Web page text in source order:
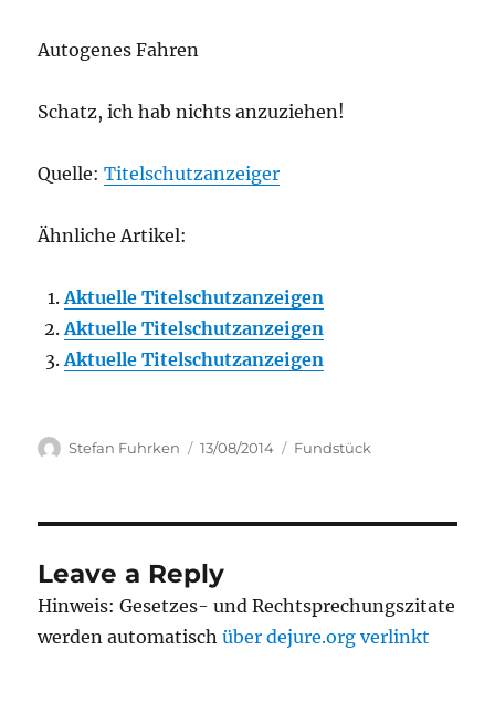
Autogenes Fahren
Schatz, ich hab nichts anzuziehen!
Quelle:Titelschutzanzeiger
Ähnliche Artikel:
Aktuelle Titelschutzanzeigen
Aktuelle Titelschutzanzeigen
Aktuelle Titelschutzanzeigen
Author
Stefan Fuhrken
Posted
13/08/2014 Categories
Fundstück
Leave a Reply
Hinweis: Gesetzes- und Rechtsprechungszitate
werden automatischüber dejure.org verlinkt